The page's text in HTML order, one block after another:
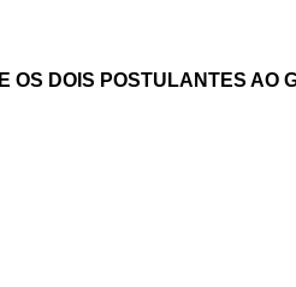
DOIS POSTULANTES AO